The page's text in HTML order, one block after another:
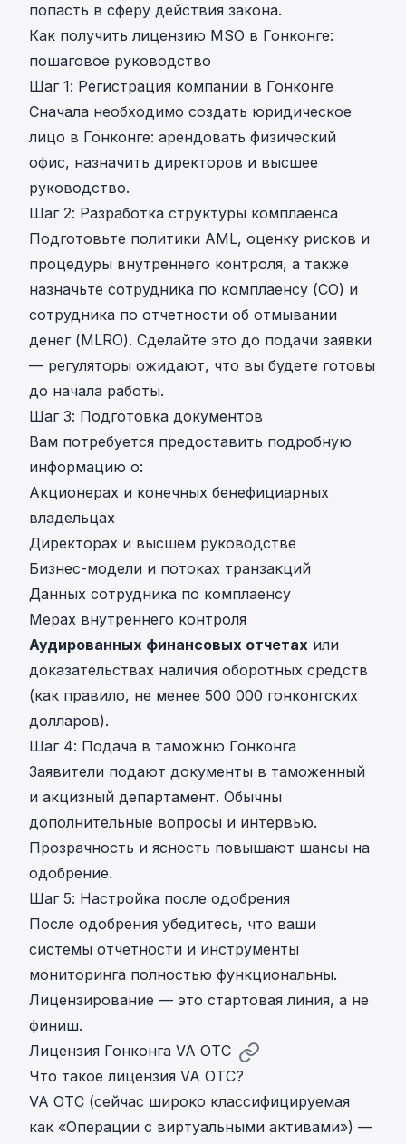
попасть в сферу действия закона.
Как получить лицензию MSO в Гонконге:
пошаговое руководство
Шаг 1: Регистрация компании в Гонконге
Сначала необходимо создать юридическое
лицо в Гонконге: арендовать физический
офис, назначить директоров и высшее
руководство.
Шаг 2: Разработка структуры комплаенса
Подготовьте политики AML, оценку рисков и
процедуры внутреннего контроля, а также
назначьте сотрудника по комплаенсу (CO) и
сотрудника по отчетности об отмывании
денег (MLRO). Сделайте это до подачи заявки
— регуляторы ожидают, что вы будете готовы
до начала работы.
Шаг 3: Подготовка документов
Вам потребуется предоставить подробную
информацию о:
Акционерах и конечных бенефициарных
владельцах
Директорах и высшем руководстве
Бизнес-модели и потоках транзакций
Данных сотрудника по комплаенсу
Мерах внутреннего контроля
Аудированных финансовых отчетах или
доказательствах наличия оборотных средств
(как правило, не менее 500 000 гонконгских
долларов).
Шаг 4: Подача в таможню Гонконга
Заявители подают документы в таможенный
и акцизный департамент. Обычны
дополнительные вопросы и интервью.
Прозрачность и ясность повышают шансы на
одобрение.
Шаг 5: Настройка после одобрения
После одобрения убедитесь, что ваши
системы отчетности и инструменты
мониторинга полностью функциональны.
Лицензирование — это стартовая линия, а не
финиш.
Лицензия Гонконга VA OTC
Что такое лицензия VA OTC?
VA OTC (сейчас широко классифицируемая
как «Операции с виртуальными активами») —